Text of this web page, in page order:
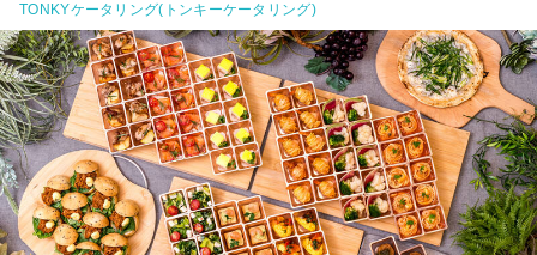
TONKYケータリング(トンキーケータリング)